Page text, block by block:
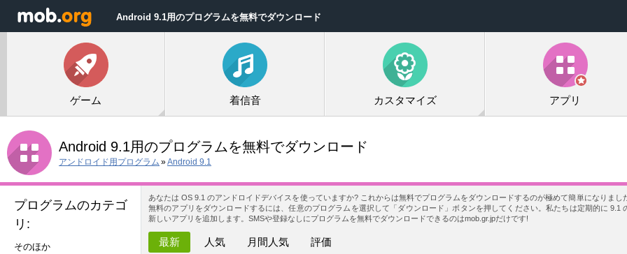
Android 9.1用のプログラムを無料でダウンロード
ゲーム 着信音 カスタマイズ アプリ
Android 9.1用のプログラムを無料でダウンロード
アンドロイド用プログラム »Android 9.1
プログラムのカテゴ
リ:
そのほか
あなたは OS 9.1 のアンドロイドデバイスを使っていますか? これからは無料でプログラムをダウンロードするのが極めて簡単になりまし
無料のアプリをダウンロードするには、任意のプログラムを選択して「ダウンロード」ボタンを押してください。私たちは定期的に 9.1
新しいアプリを追加します。SMSや登録なしにプログラムを無料でダウンロードできるのはmob.gr.jpだけです!
最新 人気 月間人気 評価